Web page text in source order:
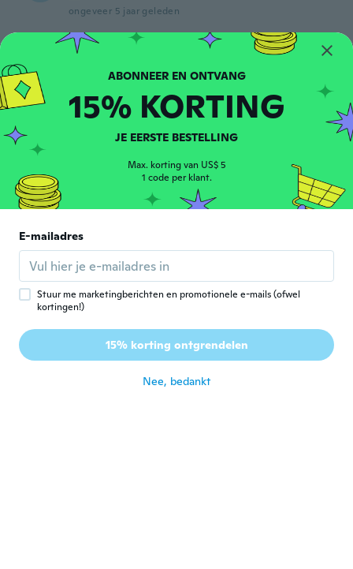
ongeveer 5 jaar geleden
Caroline
Lid geworden van
· 41 beoordelingen
ongeveer 5 jaar geleden
H Lid geworden van 2020 64 beoordelingen
Ok. Men dårlig levering, skulle hente den i
anden by, som kostede mig 48 kr. Med bus.
ongeveer 5 jaar geleden
P Peter
Lid geworden van 2018
Dominic
Lid geworden van 2019 · 51 beoordelingen
ABONNEER EN ONTVANG
15% KORTING
JE EERSTE BESTELLING
Max. korting van US$ 5
1 code per klant.
E-mailadres
Stuur me marketingberichten en promotionele e-mails (ofwel
kortingen!)
15% korting ontgrendelen
Nee, bedankt